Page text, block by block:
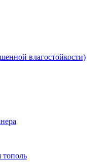
влагостойкости)
тополь